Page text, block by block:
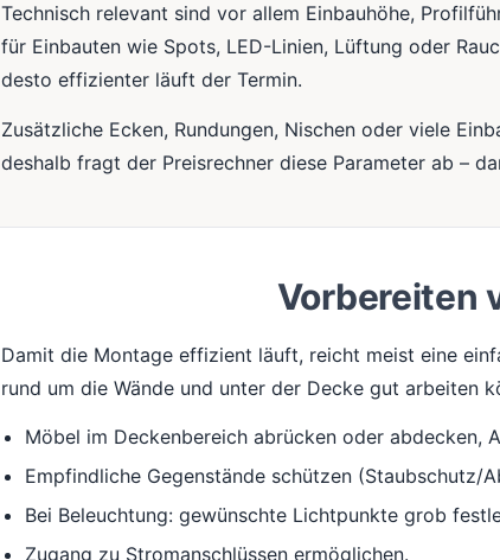
Technisch relevant sind vor allem Einbauhöhe,
für Einbauten wie Spots, LED-Linien, Lüftung oder
desto effizienter läuft der Termin.
Zusätzliche Ecken, Rundungen, Nischen oder viele
deshalb fragt der Preisrechner diese Parameter ab –
Vorbereiten
Damit die Montage effizient läuft, reicht meist eine
rund um die Wände und unter der Decke gut arbeiten
Möbel im Deckenbereich abrücken oder abdecken,
Empfindliche Gegenstände schützen (Staubschutz/
Bei Beleuchtung: gewünschte Lichtpunkte grob
Zugang zu Stromanschlüssen ermöglichen.